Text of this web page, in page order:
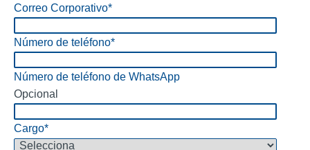
Correo Corporativo*
Número de teléfono*
Número de teléfono de WhatsApp
Opcional
Cargo*